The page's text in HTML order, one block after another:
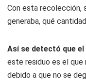
Con esta recolección,
generaba, qué
Así se detectó que
este residuo es el que
debido a que no se